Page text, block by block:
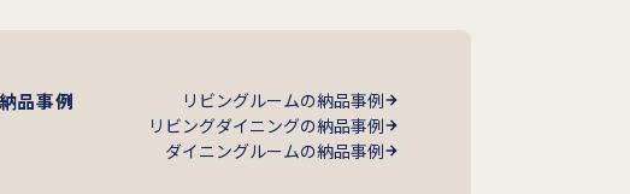
品事例
リビングルームの納品事例
リビングダイニングの納品事例
ダイニングルームの納品事例